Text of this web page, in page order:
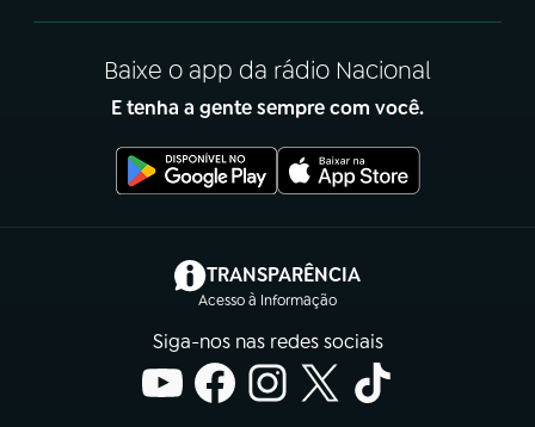
Baixe o app da rádio Nacional
E tenha a gente sempre com você.
TRANSPARÊNCIA
Acesso à Informação
(abre em nova aba)
Siga-nos nas redes sociais